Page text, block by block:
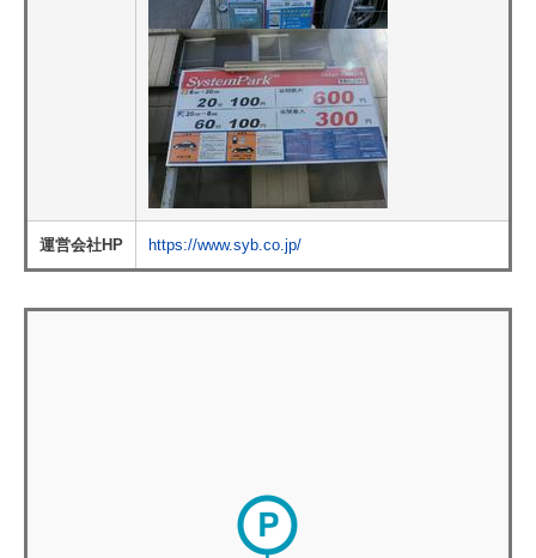
運営会社HP https://www.syb.co.jp/